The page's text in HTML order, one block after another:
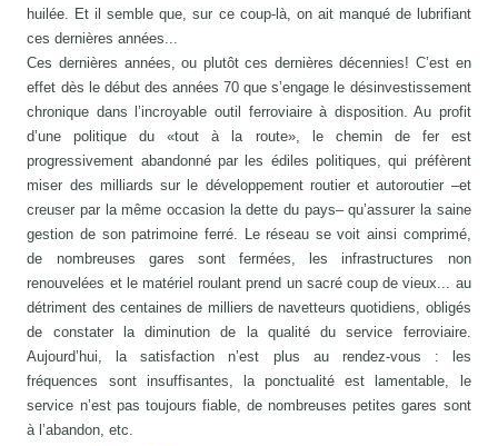
huilée. Et il semble que, sur ce coup-là, on ait manqué de lubrifiant
ces dernières années...
Ces dernières années, ou plutôt ces dernières décennies! C’est en
effet dès le début des années 70 que s’engage le désinvestissement
chronique dans l’incroyable outil ferroviaire à disposition. Au profit
d’une politique du «tout à la route», le chemin de fer est
progressivement abandonné par les édiles politiques, qui préfèrent
miser des milliards sur le développement routier et autoroutier –et
creuser par la même occasion la dette du pays– qu’assurer la saine
gestion de son patrimoine ferré. Le réseau se voit ainsi comprimé,
de nombreuses gares sont fermées, les infrastructures non
renouvelées et le matériel roulant prend un sacré coup de vieux... au
détriment des centaines de milliers de navetteurs quotidiens, obligés
de constater la diminution de la qualité du service ferroviaire.
Aujourd’hui, la satisfaction n’est plus au rendez-vous : les
fréquences sont insuffisantes, la ponctualité est lamentable, le
service n’est pas toujours fiable, de nombreuses petites gares sont
à l’abandon, etc.